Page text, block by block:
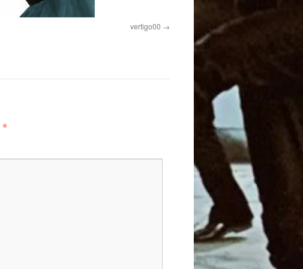
vertigo00
*